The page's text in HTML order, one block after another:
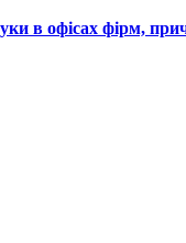
в офісах фірм,